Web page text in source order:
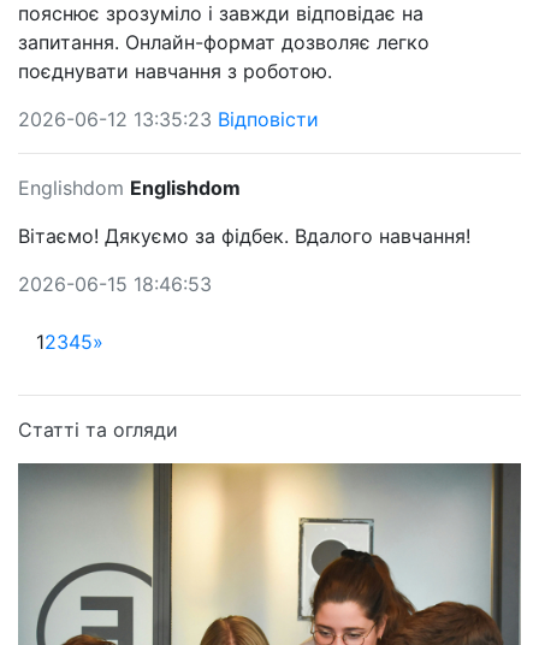
пояснює зрозуміло і завжди відповідає на
запитання. Онлайн-формат дозволяє легко
поєднувати навчання з роботою.
2026-06-12 13:35:23 Відповісти
Englishdom Englishdom
Вітаємо! Дякуємо за фідбек. Вдалого навчання!
2026-06-15 18:46:53
12345»
Статті та огляди